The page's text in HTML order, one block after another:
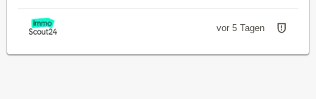
vor 5 Tagen